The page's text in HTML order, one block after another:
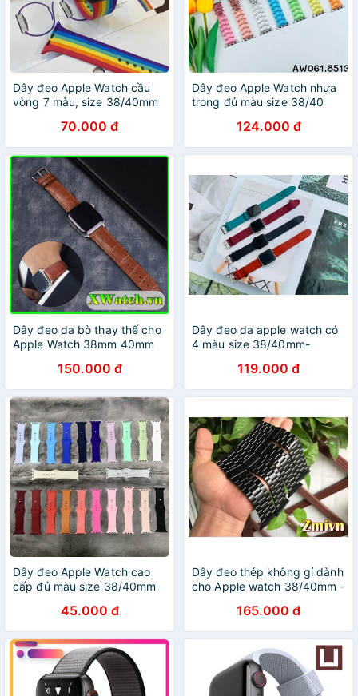
Dây đeo Apple Watch cầu
vòng 7 màu, size 38/40mm
70.000 đ
Dây đeo Apple Watch nhựa
trong đủ màu size 38/40
124.000 đ
Dây đeo da bò thay thế cho
Apple Watch 38mm 40mm
150.000 đ
Dây đeo da apple watch có
4 màu size 38/40mm-
119.000 đ
Dây đeo Apple Watch cao
cấp đủ màu size 38/40mm
45.000 đ
Dây đeo thép không gỉ dành
cho Apple watch 38/40mm -
165.000 đ